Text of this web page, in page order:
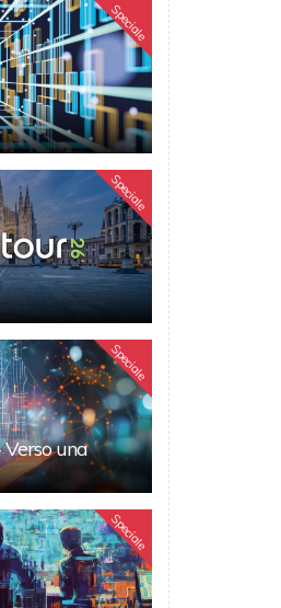
Speciale
Speciale
Speciale
Verso una
Speciale